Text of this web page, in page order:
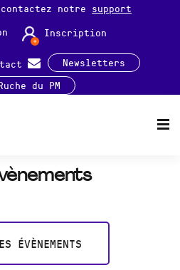
notre support
Inscription
Newsletters
du PM
ÉVÈNEMENTS